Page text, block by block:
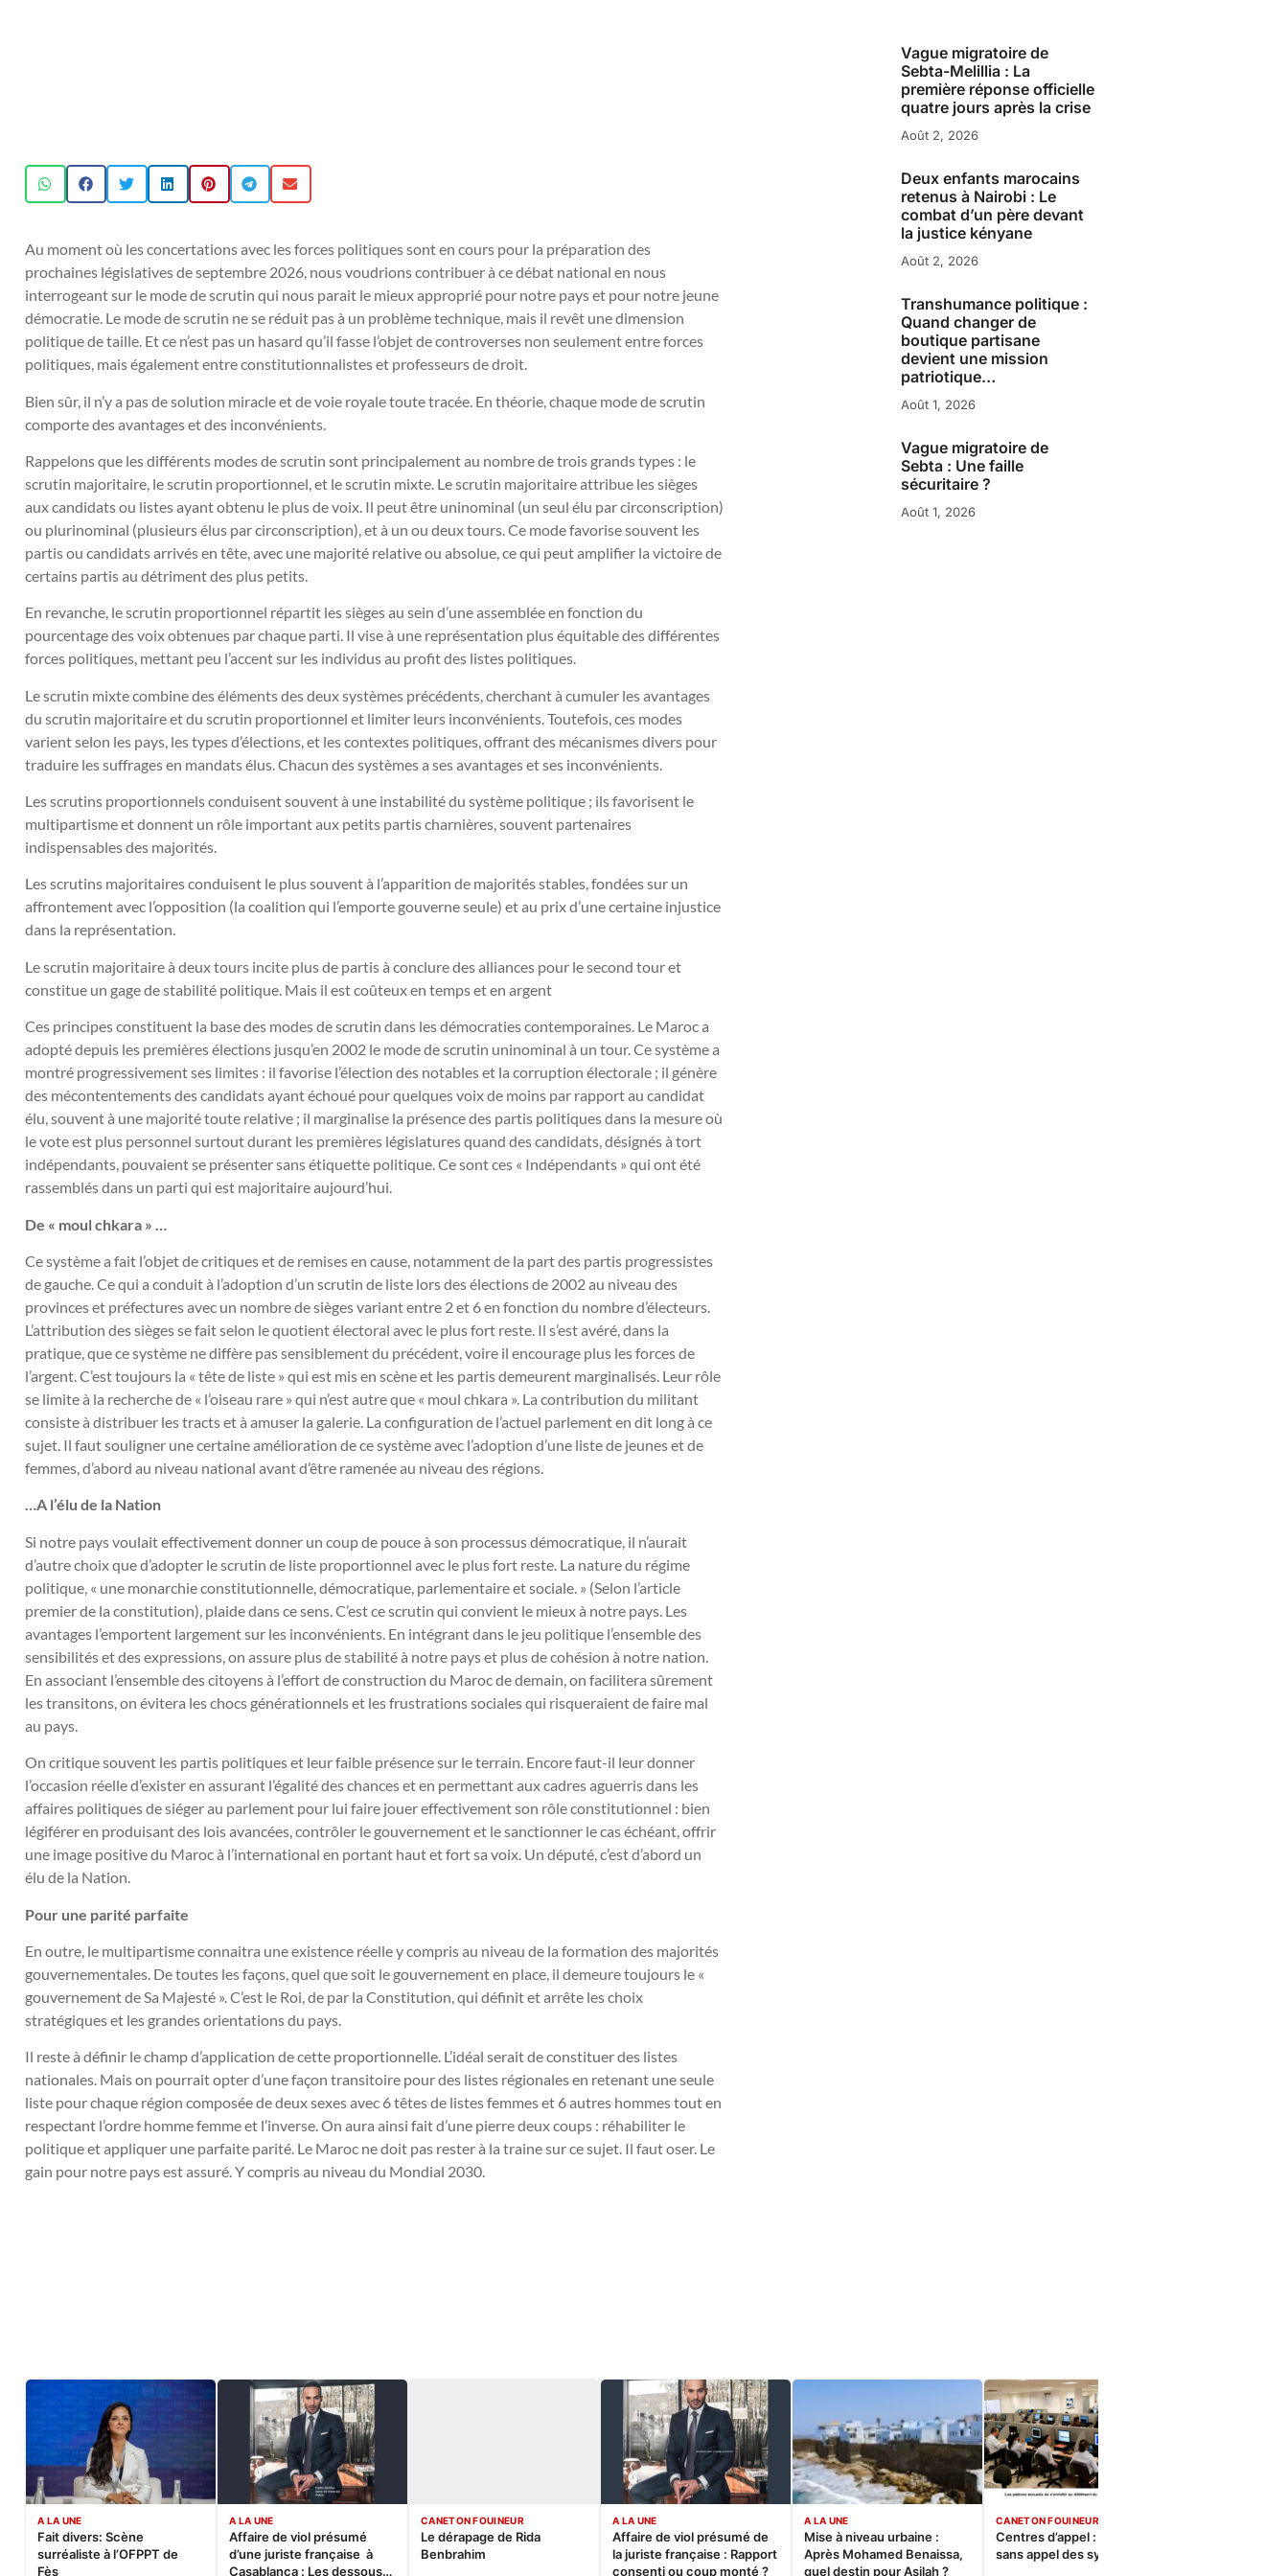
Au moment où les concertations avec les forces politiques sont en cours pour la préparation des
prochaines législatives de septembre 2026, nous voudrions contribuer à ce débat national en nous
interrogeant sur le mode de scrutin qui nous parait le mieux approprié pour notre pays et pour notre jeune
démocratie. Le mode de scrutin ne se réduit pas à un problème technique, mais il revêt une dimension
politique de taille. Et ce n’est pas un hasard qu’il fasse l’objet de controverses non seulement entre forces
politiques, mais également entre constitutionnalistes et professeurs de droit.
Bien sûr, il n’y a pas de solution miracle et de voie royale toute tracée. En théorie, chaque mode de scrutin
comporte des avantages et des inconvénients.
Rappelons que les différents modes de scrutin sont principalement au nombre de trois grands types : le
scrutin majoritaire, le scrutin proportionnel, et le scrutin mixte. Le scrutin majoritaire attribue les sièges
aux candidats ou listes ayant obtenu le plus de voix. Il peut être uninominal (un seul élu par circonscription)
ou plurinominal (plusieurs élus par circonscription), et à un ou deux tours. Ce mode favorise souvent les
partis ou candidats arrivés en tête, avec une majorité relative ou absolue, ce qui peut amplifier la victoire de
certains partis au détriment des plus petits.
En revanche, le scrutin proportionnel répartit les sièges au sein d’une assemblée en fonction du
pourcentage des voix obtenues par chaque parti. Il vise à une représentation plus équitable des différentes
forces politiques, mettant peu l’accent sur les individus au profit des listes politiques.
Le scrutin mixte combine des éléments des deux systèmes précédents, cherchant à cumuler les avantages
du scrutin majoritaire et du scrutin proportionnel et limiter leurs inconvénients. Toutefois, ces modes
varient selon les pays, les types d’élections, et les contextes politiques, offrant des mécanismes divers pour
traduire les suffrages en mandats élus. Chacun des systèmes a ses avantages et ses inconvénients.
Les scrutins proportionnels conduisent souvent à une instabilité du système politique ; ils favorisent le
multipartisme et donnent un rôle important aux petits partis charnières, souvent partenaires
indispensables des majorités.
Les scrutins majoritaires conduisent le plus souvent à l’apparition de majorités stables, fondées sur un
affrontement avec l’opposition (la coalition qui l’emporte gouverne seule) et au prix d’une certaine injustice
dans la représentation.
Le scrutin majoritaire à deux tours incite plus de partis à conclure des alliances pour le second tour et
constitue un gage de stabilité politique. Mais il est coûteux en temps et en argent
Ces principes constituent la base des modes de scrutin dans les démocraties contemporaines. Le Maroc a
adopté depuis les premières élections jusqu’en 2002 le mode de scrutin uninominal à un tour. Ce système a
montré progressivement ses limites : il favorise l’élection des notables et la corruption électorale ; il génère
des mécontentements des candidats ayant échoué pour quelques voix de moins par rapport au candidat
élu, souvent à une majorité toute relative ; il marginalise la présence des partis politiques dans la mesure où
le vote est plus personnel surtout durant les premières législatures quand des candidats, désignés à tort
indépendants, pouvaient se présenter sans étiquette politique. Ce sont ces « Indépendants » qui ont été
rassemblés dans un parti qui est majoritaire aujourd’hui.
De « moul chkara » …
Ce système a fait l’objet de critiques et de remises en cause, notamment de la part des partis progressistes
de gauche. Ce qui a conduit à l’adoption d’un scrutin de liste lors des élections de 2002 au niveau des
provinces et préfectures avec un nombre de sièges variant entre 2 et 6 en fonction du nombre d’électeurs.
L’attribution des sièges se fait selon le quotient électoral avec le plus fort reste. Il s’est avéré, dans la
pratique, que ce système ne diffère pas sensiblement du précédent, voire il encourage plus les forces de
l’argent. C’est toujours la « tête de liste » qui est mis en scène et les partis demeurent marginalisés. Leur rôle
se limite à la recherche de « l’oiseau rare » qui n’est autre que « moul chkara ». La contribution du militant
consiste à distribuer les tracts et à amuser la galerie. La configuration de l’actuel parlement en dit long à ce
sujet. Il faut souligner une certaine amélioration de ce système avec l’adoption d’une liste de jeunes et de
femmes, d’abord au niveau national avant d’être ramenée au niveau des régions.
…A l’élu de la Nation
Si notre pays voulait effectivement donner un coup de pouce à son processus démocratique, il n’aurait
d’autre choix que d’adopter le scrutin de liste proportionnel avec le plus fort reste. La nature du régime
politique, « une monarchie constitutionnelle, démocratique, parlementaire et sociale. » (Selon l’article
premier de la constitution), plaide dans ce sens. C’est ce scrutin qui convient le mieux à notre pays. Les
avantages l’emportent largement sur les inconvénients. En intégrant dans le jeu politique l’ensemble des
sensibilités et des expressions, on assure plus de stabilité à notre pays et plus de cohésion à notre nation.
En associant l’ensemble des citoyens à l’effort de construction du Maroc de demain, on facilitera sûrement
les transitons, on évitera les chocs générationnels et les frustrations sociales qui risqueraient de faire mal
au pays.
On critique souvent les partis politiques et leur faible présence sur le terrain. Encore faut-il leur donner
l’occasion réelle d’exister en assurant l’égalité des chances et en permettant aux cadres aguerris dans les
affaires politiques de siéger au parlement pour lui faire jouer effectivement son rôle constitutionnel : bien
légiférer en produisant des lois avancées, contrôler le gouvernement et le sanctionner le cas échéant, offrir
une image positive du Maroc à l’international en portant haut et fort sa voix. Un député, c’est d’abord un
élu de la Nation.
Pour une parité parfaite
En outre, le multipartisme connaitra une existence réelle y compris au niveau de la formation des majorités
gouvernementales. De toutes les façons, quel que soit le gouvernement en place, il demeure toujours le «
gouvernement de Sa Majesté ». C’est le Roi, de par la Constitution, qui définit et arrête les choix
stratégiques et les grandes orientations du pays.
Il reste à définir le champ d’application de cette proportionnelle. L’idéal serait de constituer des listes
nationales. Mais on pourrait opter d’une façon transitoire pour des listes régionales en retenant une seule
liste pour chaque région composée de deux sexes avec 6 têtes de listes femmes et 6 autres hommes tout en
respectant l’ordre homme femme et l’inverse. On aura ainsi fait d’une pierre deux coups : réhabiliter le
politique et appliquer une parfaite parité. Le Maroc ne doit pas rester à la traine sur ce sujet. Il faut oser. Le
gain pour notre pays est assuré. Y compris au niveau du Mondial 2030.
Vague migratoire de
Sebta-Melillia : La
première réponse officielle
quatre jours après la crise
Août 2, 2026
Deux enfants marocains
retenus à Nairobi : Le
combat d’un père devant
la justice kényane
Août 2, 2026
Transhumance politique :
Quand changer de
boutique partisane
devient une mission
patriotique…
Août 1, 2026
Vague migratoire de
Sebta : Une faille
sécuritaire ?
Août 1, 2026
A LA UNE
Fait divers: Scène
surréaliste à l’OFPPT de
Fès
A LA UNE
Affaire de viol présumé
d’une juriste française à
Casablanca : Les dessous
CANETON FOUINEUR
Le dérapage de Rida
Benbrahim
A LA UNE
Affaire de viol présumé de
la juriste française : Rapport
consenti ou coup monté ?
A LA UNE
Mise à niveau urbaine :
Après Mohamed Benaissa,
quel destin pour Asilah ?
CANETON FOUINEUR
Centres d’appel : Le constat
sans appel des syndicats